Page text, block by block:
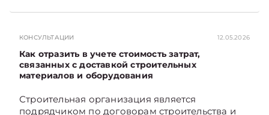
КОНСУЛЬТАЦИИ 12.05.2026
Как отразить в учете стоимость затрат,
связанных с доставкой строительных
материалов и оборудования
Строительная организация является
подрядчиком по договорам строительства и